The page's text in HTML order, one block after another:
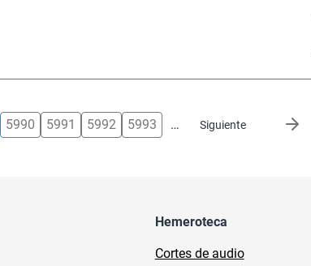
5990 5991 5992 5993 … Siguiente
Siguiente página
Hemeroteca
Cortes de audio